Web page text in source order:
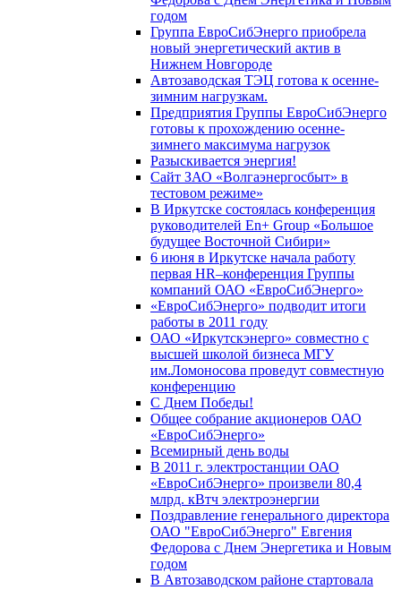
годом
Группа ЕвроСибЭнерго приобрела
новый энергетический актив в
Нижнем Новгороде
Автозаводская ТЭЦ готова к осенне-
зимним нагрузкам.
Предприятия Группы ЕвроСибЭнерго
готовы к прохождению осенне-
зимнего максимума нагрузок
Разыскивается энергия!
Сайт ЗАО «Волгаэнергосбыт» в
тестовом режиме»
В Иркутске состоялась конференция
руководителей En+ Group «Большое
будущее Восточной Сибири»
6 июня в Иркутске начала работу
первая HR–конференция Группы
компаний ОАО «ЕвроСибЭнерго»
«ЕвроСибЭнерго» подводит итоги
работы в 2011 году
ОАО «Иркутскэнерго» совместно с
высшей школой бизнеса МГУ
им.Ломоносова проведут совместную
конференцию
С Днем Победы!
Общее собрание акционеров ОАО
«ЕвроСибЭнерго»
Всемирный день воды
В 2011 г. электростанции ОАО
«ЕвроСибЭнерго» произвели 80,4
млрд. кВтч электроэнергии
Поздравление генерального директора
ОАО "ЕвроСибЭнерго" Евгения
Федорова с Днем Энергетика и Новым
годом
В Автозаводском районе стартовала